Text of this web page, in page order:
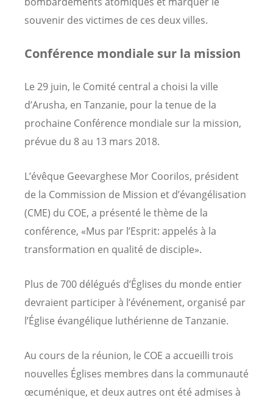
souvenir des victimes de ces deux villes.
Conférence mondiale sur la mission
Le 29 juin, le Comité central a choisi la ville
d’Arusha, en Tanzanie, pour la tenue de la
prochaine Conférence mondiale sur la mission,
prévue du 8 au 13 mars 2018.
L’évêque Geevarghese Mor Coorilos, président
de la Commission de Mission et d’évangélisation
(CME) du COE, a présenté le thème de la
conférence, «Mus par l’Esprit: appelés à la
transformation en qualité de disciple».
Plus de 700 délégués d’Églises du monde entier
devraient participer à l’événement, organisé par
l’Église évangélique luthérienne de Tanzanie.
Au cours de la réunion, le COE a accueilli trois
nouvelles Églises membres dans la communauté
œcuménique, et deux autres ont été admises à